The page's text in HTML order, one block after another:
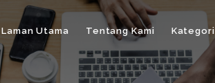
Laman Utama Tentang Kami